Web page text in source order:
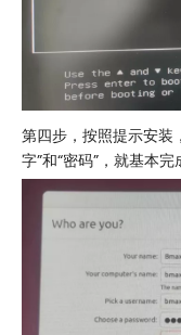
第四步，按照提示安装
字”和“密码”，就基本完